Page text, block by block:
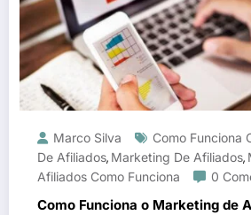
Marco Silva
Como Funciona
De Afiliados, Marketing De Afiliados,
Afiliados Como Funciona
0
Como Funciona o Marketing de